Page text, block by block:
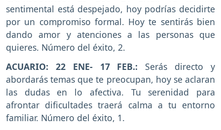
sentimental está despejado, hoy podrías decidirte
por un compromiso formal. Hoy te sentirás bien
dando amor y atenciones a las personas que
quieres. Número del éxito, 2.
ACUARIO: 22 ENE- 17 FEB.: Serás directo y
abordarás temas que te preocupan, hoy se aclaran
las dudas en lo afectiva. Tu serenidad para
afrontar dificultades traerá calma a tu entorno
familiar. Número del éxito, 1.